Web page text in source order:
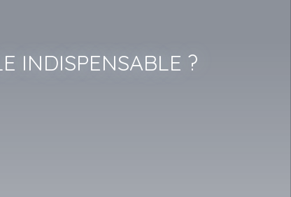
INDISPENSABLE ?